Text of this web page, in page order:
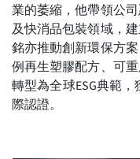
業的萎縮，他帶領公
及快消品包裝領域，
銘亦推動創新環保方
例再生塑膠配方、可
轉型為全球ESG典範
際認證。